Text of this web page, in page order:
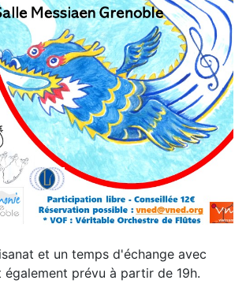
et un temps d'échange avec
prévu à partir de 19h.